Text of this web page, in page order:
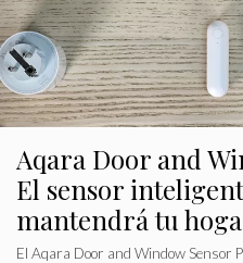
Aqara Door and
El sensor
mantendrá tu
El Aqara Door and Window Sensor